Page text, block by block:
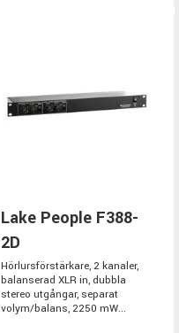
Lake People F388-
2D
Hörlursförstärkare, 2 kanaler,
balanserad XLR in, dubbla
stereo utgångar, separat
volym/balans, 2250 mW...